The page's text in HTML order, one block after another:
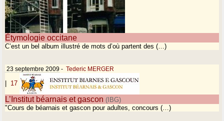
Étymologie occitane
C’est un bel album illustré de mots d’où partent des (…)
23 septembre 2009 - Tederic MERGER
| 17
L’Institut béarnais et gascon (IBG)
"Cours de béarnais et gascon pour adultes, concours (…)